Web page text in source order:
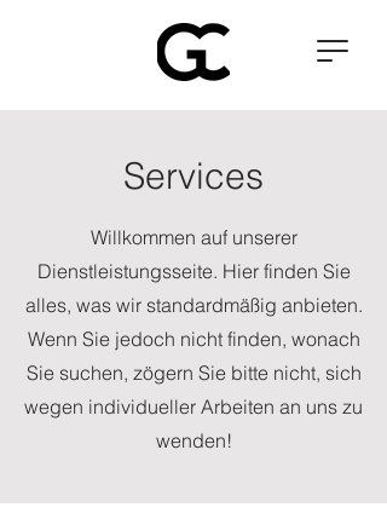
Services
Willkommen auf unserer
Dienstleistungsseite. Hier finden Sie
alles, was wir standardmäßig anbieten.
Wenn Sie jedoch nicht finden, wonach
Sie suchen, zögern Sie bitte nicht, sich
wegen individueller Arbeiten an uns zu
wenden!